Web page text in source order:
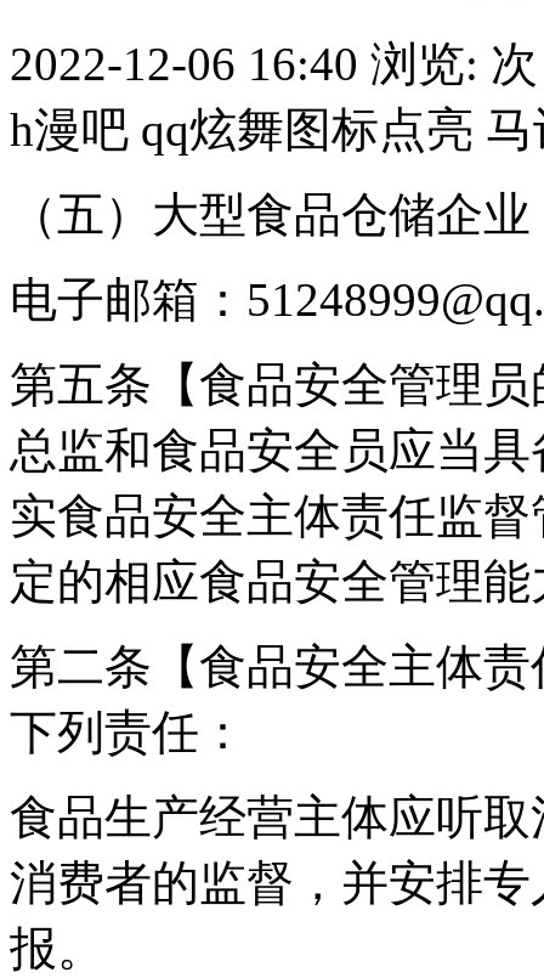
2022-12-06 16:40 浏览: 次
h漫吧 qq炫舞图标点亮
（五）大型食品仓储企业
电子邮箱：
第五条【食品安全管理
总监和食品安全员应当
实食品安全主体责任监
定的相应食品安全管理能
第二条【食品安全主体
下列责任：
食品生产经营主体应听
消费者的监督，并安排
报。